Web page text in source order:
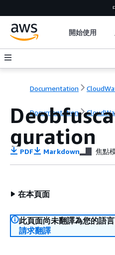
開始使用
Documentation
Documentation
guration
PDF Markdown 焦點
在本頁面
此頁面尚未翻譯為您的語言
請求翻譯